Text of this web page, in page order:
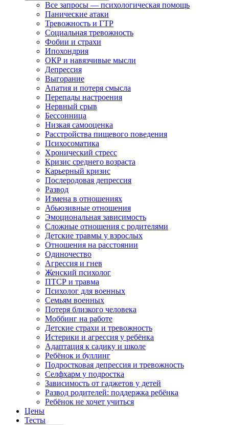
Все запросы — психологическая помощь
Панические атаки
Тревожность и ГТР
Социальная тревожность
Фобии и страхи
Ипохондрия
ОКР и навязчивые мысли
Депрессия
Выгорание
Апатия и потеря смысла
Перепады настроения
Нервный срыв
Бессонница
Низкая самооценка
Расстройства пищевого поведения
Психосоматика
Хронический стресс
Кризис среднего возраста
Карьерный кризис
Послеродовая депрессия
Развод
Измена в отношениях
Абьюзивные отношения
Эмоциональная зависимость
Сложные отношения с родителями
Детские травмы у взрослых
Отношения на расстоянии
Одиночество
Агрессия и гнев
Женский психолог
ПТСР и травма
Психолог для военных
Семьям военных
Потеря близкого человека
Моббинг на работе
Детские страхи и тревожность
Истерики и агрессия у ребёнка
Адаптация к садику и школе
Ребёнок и буллинг
Подростковая депрессия и тревожность
Селфхарм у подростка
Зависимость от гаджетов у детей
Развод родителей: поддержка ребёнка
Ребёнок не хочет учиться
Цены
Тесты